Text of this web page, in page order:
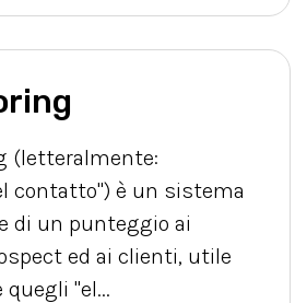
(letteralmente:
contatto") è un sistema
di un punteggio ai
ed ai clienti, utile
"el...